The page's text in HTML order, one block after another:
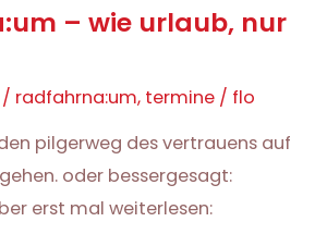
– wie urlaub, nur
/ radfahrna:um, termine / flo
pilgerweg des vertrauens auf
oder bessergesagt:
erst mal weiterlesen: